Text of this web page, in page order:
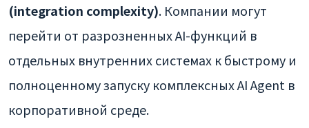
(integration complexity). Компании могут
перейти от разрозненных AI-функций в
отдельных внутренних системах к быстрому и
полноценному запуску комплексных AI Agent в
корпоративной среде.